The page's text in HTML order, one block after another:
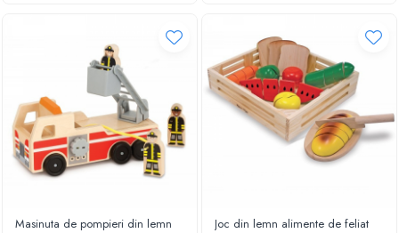
Locuri de joaca
Tobogan copii
Mama si Copilul
Articole sanatate
Accesorii hranire
Masinuta de pompieri din lemn Joc din lemn alimente de feliat